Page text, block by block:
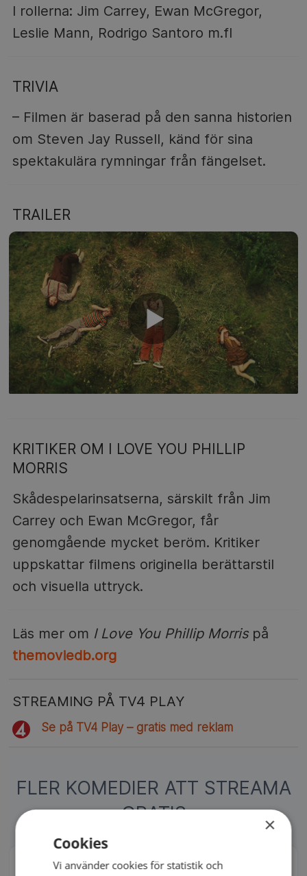
I rollerna: Jim Carrey, Ewan McGregor,
Leslie Mann, Rodrigo Santoro m.fl
TRIVIA
– Filmen är baserad på den sanna historien
om Steven Jay Russell, känd för sina
spektakulära rymningar från fängelset.
TRAILER
KRITIKER OM I LOVE YOU PHILLIP
MORRIS
Skådespelarinsatserna, särskilt från Jim
Carrey och Ewan McGregor, får
genomgående mycket beröm. Kritiker
uppskattar filmens originella berättarstil
och visuella uttryck.
Läs mer om I Love You Phillip Morrispå
themoviedb.org
STREAMING PÅ TV4 PLAY
Se på TV4 Play – gratis med reklam
FLER KOMEDIER ATT STREAMA
GRATIS
Book Club
×
Cookies
Vi använder cookies för statistik och